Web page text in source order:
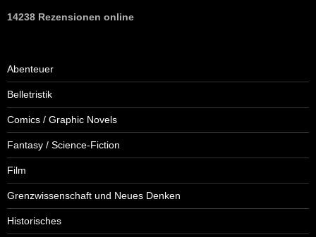
14238 Rezensionen online
Abenteuer
Belletristik
Comics / Graphic Novels
Fantasy / Science-Fiction
Film
Grenzwissenschaft und Neues Denken
Historisches